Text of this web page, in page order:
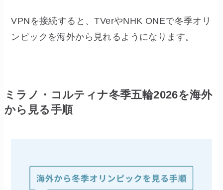
VPNを接続すると、TVerやNHK ONEで冬季オリ
ンピックを海外から見れるようになります。
ミラノ・コルティナ冬季五輪2026を海外
から見る手順